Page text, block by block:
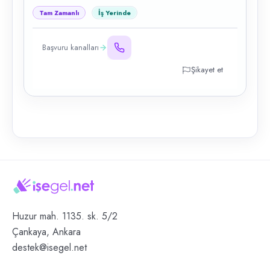
Tam Zamanlı İş Yerinde
Başvuru kanalları
Şikayet et
Huzur mah. 1135. sk. 5/2
Çankaya, Ankara
destek@isegel.net